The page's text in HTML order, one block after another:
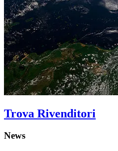
Trova Rivenditori
News